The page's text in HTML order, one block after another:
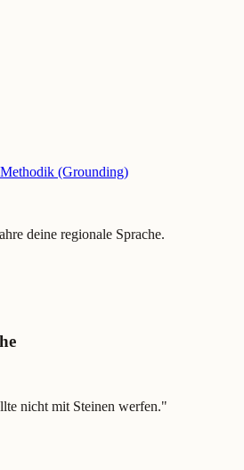
(Grounding)
deine regionale Sprache.
nicht mit Steinen werfen."